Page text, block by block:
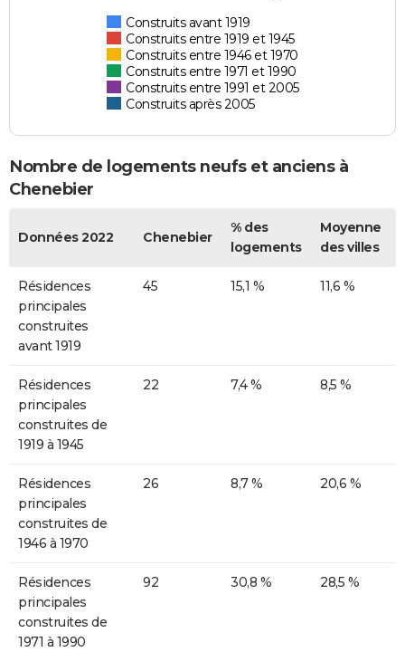
Construits avant 1919
Construits entre 1919 et 1945
Construits entre 1946 et 1970
Construits entre 1971 et 1990
Construits entre 1991 et 2005
Construits après 2005
Nombre de logements neufs et anciens à
Chenebier
Données 2022 Chenebier
% des
logements
Moyenne
des villes
Résidences
principales
construites
avant 1919
45 15,1 % 11,6 %
Résidences
principales
construites de
1919 à 1945
22 7,4 % 8,5 %
Résidences
principales
construites de
1946 à 1970
26 8,7 % 20,6 %
Résidences
principales
construites de
1971 à 1990
92 30,8 % 28,5 %